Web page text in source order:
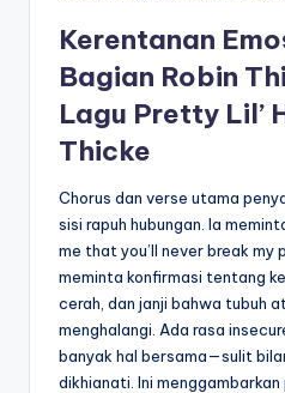
Kerentanan
Bagian Robin
Lagu Pretty Lil’
Thicke
Chorus dan verse utama
sisi rapuh hubungan. Ia
me that you’ll never break my
meminta konfirmasi tentang
cerah, dan janji bahwa tubuh
menghalangi. Ada rasa
banyak hal bersama—sulit
dikhianati. Ini